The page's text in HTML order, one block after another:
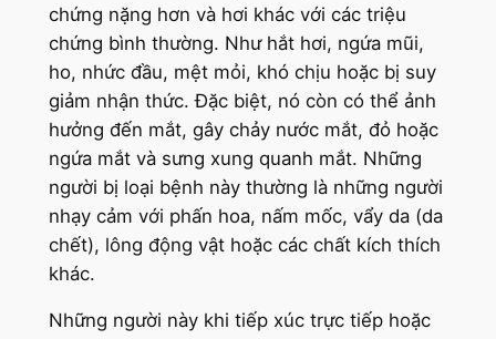
chứng nặng hơn và hơi khác với các triệu
chứng bình thường. Như hắt hơi, ngứa mũi,
ho, nhức đầu, mệt mỏi, khó chịu hoặc bị suy
giảm nhận thức. Đặc biệt, nó còn có thể ảnh
hưởng đến mắt, gây chảy nước mắt, đỏ hoặc
ngứa mắt và sưng xung quanh mắt. Những
người bị loại bệnh này thường là những người
nhạy cảm với phấn hoa, nấm mốc, vẩy da (da
chết), lông động vật hoặc các chất kích thích
khác.
Những người này khi tiếp xúc trực tiếp hoặc